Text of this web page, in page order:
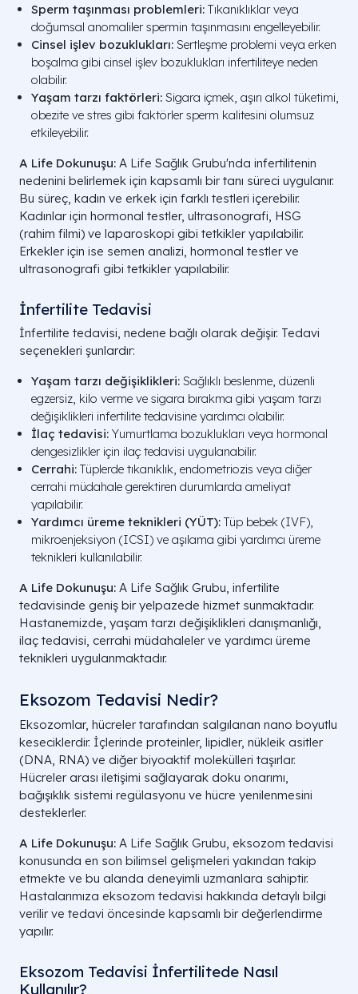
Sperm taşınması problemleri: Tıkanıklıklar veya
doğumsal anomaliler spermin taşınmasını engelleyebilir.
Cinsel işlev bozuklukları: Sertleşme problemi veya erken
boşalma gibi cinsel işlev bozuklukları infertiliteye neden
olabilir.
Yaşam tarzı faktörleri: Sigara içmek, aşırı alkol tüketimi,
obezite ve stres gibi faktörler sperm kalitesini olumsuz
etkileyebilir.
A Life Dokunuşu: A Life Sağlık Grubu'nda infertilitenin
nedenini belirlemek için kapsamlı bir tanı süreci uygulanır.
Bu süreç, kadın ve erkek için farklı testleri içerebilir.
Kadınlar için hormonal testler, ultrasonografi, HSG
(rahim filmi) ve laparoskopi gibi tetkikler yapılabilir.
Erkekler için ise semen analizi, hormonal testler ve
ultrasonografi gibi tetkikler yapılabilir.
İnfertilite Tedavisi
İnfertilite tedavisi, nedene bağlı olarak değişir. Tedavi
seçenekleri şunlardır:
Yaşam tarzı değişiklikleri: Sağlıklı beslenme, düzenli
egzersiz, kilo verme ve sigara bırakma gibi yaşam tarzı
değişiklikleri infertilite tedavisine yardımcı olabilir.
İlaç tedavisi: Yumurtlama bozuklukları veya hormonal
dengesizlikler için ilaç tedavisi uygulanabilir.
Cerrahi: Tüplerde tıkanıklık, endometriozis veya diğer
cerrahi müdahale gerektiren durumlarda ameliyat
yapılabilir.
Yardımcı üreme teknikleri (YÜT): Tüp bebek (IVF),
mikroenjeksiyon (ICSI) ve aşılama gibi yardımcı üreme
teknikleri kullanılabilir.
A Life Dokunuşu: A Life Sağlık Grubu, infertilite
tedavisinde geniş bir yelpazede hizmet sunmaktadır.
Hastanemizde, yaşam tarzı değişiklikleri danışmanlığı,
ilaç tedavisi, cerrahi müdahaleler ve yardımcı üreme
teknikleri uygulanmaktadır.
Eksozom Tedavisi Nedir?
Eksozomlar, hücreler tarafından salgılanan nano boyutlu
keseciklerdir. İçlerinde proteinler, lipidler, nükleik asitler
(DNA, RNA) ve diğer biyoaktif molekülleri taşırlar.
Hücreler arası iletişimi sağlayarak doku onarımı,
bağışıklık sistemi regülasyonu ve hücre yenilenmesini
desteklerler.
A Life Dokunuşu: A Life Sağlık Grubu, eksozom tedavisi
konusunda en son bilimsel gelişmeleri yakından takip
etmekte ve bu alanda deneyimli uzmanlara sahiptir.
Hastalarımıza eksozom tedavisi hakkında detaylı bilgi
verilir ve tedavi öncesinde kapsamlı bir değerlendirme
yapılır.
Eksozom Tedavisi İnfertilitede Nasıl
Kullanılır?